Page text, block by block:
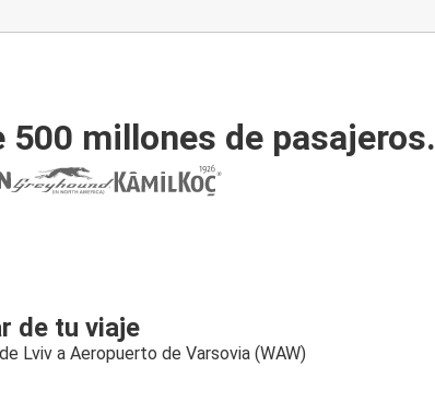
500 millones de pasajeros.
de tu viaje
Lviv a Aeropuerto de Varsovia (WAW)